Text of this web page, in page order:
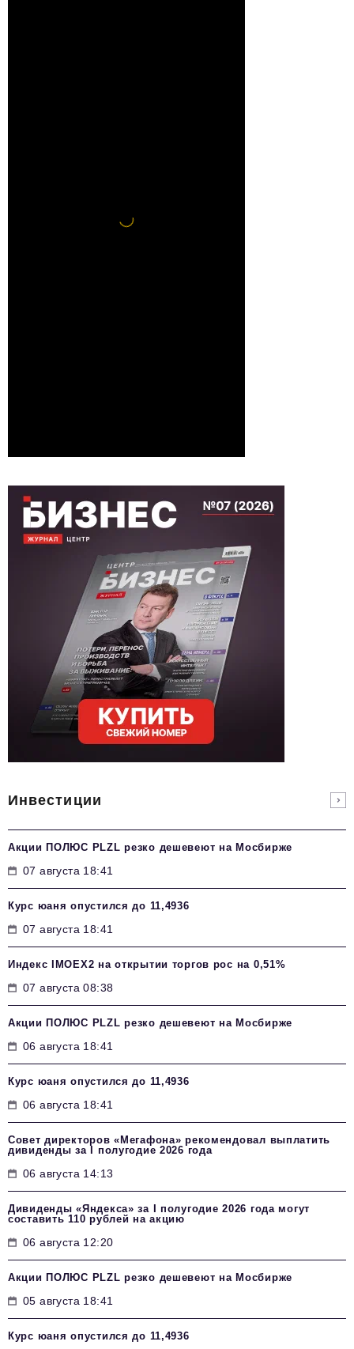
Инвестиции
Акции ПОЛЮС PLZL резко дешевеют на Мосбирже
07 августа 18:41
Курс юаня опустился до 11,4936
07 августа 18:41
Индекс IMOEX2 на открытии торгов рос на 0,51%
07 августа 08:38
Акции ПОЛЮС PLZL резко дешевеют на Мосбирже
06 августа 18:41
Курс юаня опустился до 11,4936
06 августа 18:41
Совет директоров «Мегафона» рекомендовал выплатить
дивиденды за I полугодие 2026 года
06 августа 14:13
Дивиденды «Яндекса» за I полугодие 2026 года могут
составить 110 рублей на акцию
06 августа 12:20
Акции ПОЛЮС PLZL резко дешевеют на Мосбирже
05 августа 18:41
Курс юаня опустился до 11,4936